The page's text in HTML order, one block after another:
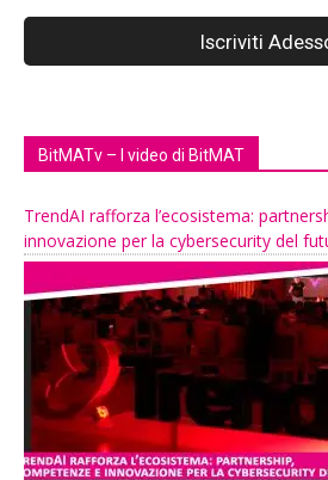
BitMATv – I video di BitMAT
TrendAI rafforza l’ecosistema:
innovazione per la cybersecurity del